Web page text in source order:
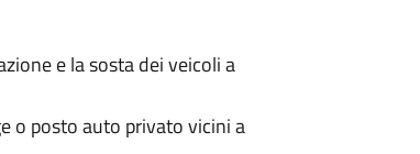
e la sosta dei veicoli a
o posto auto privato vicini a